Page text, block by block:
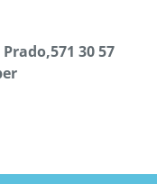
30 57
,+995 551 08 62